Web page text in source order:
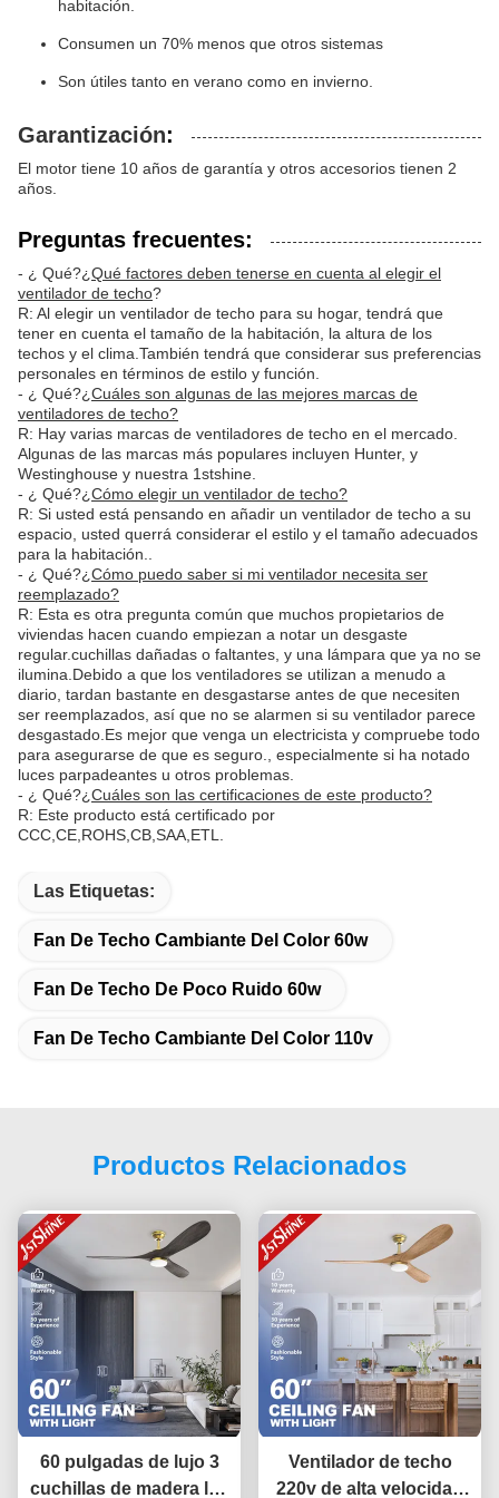
habitación.
Consumen un 70% menos que otros sistemas
Son útiles tanto en verano como en invierno.
Garantización:
El motor tiene 10 años de garantía y otros accesorios tienen 2
años.
Preguntas frecuentes:
- ¿ Qué?¿Qué factores deben tenerse en cuenta al elegir el
ventilador de techo?
R: Al elegir un ventilador de techo para su hogar, tendrá que
tener en cuenta el tamaño de la habitación, la altura de los
techos y el clima.También tendrá que considerar sus preferencias
personales en términos de estilo y función.
- ¿ Qué?¿Cuáles son algunas de las mejores marcas de
ventiladores de techo?
R: Hay varias marcas de ventiladores de techo en el mercado.
Algunas de las marcas más populares incluyen Hunter, y
Westinghouse y nuestra 1stshine.
- ¿ Qué?¿Cómo elegir un ventilador de techo?
R: Si usted está pensando en añadir un ventilador de techo a su
espacio, usted querrá considerar el estilo y el tamaño adecuados
para la habitación..
- ¿ Qué?¿Cómo puedo saber si mi ventilador necesita ser
reemplazado?
R: Esta es otra pregunta común que muchos propietarios de
viviendas hacen cuando empiezan a notar un desgaste
regular.cuchillas dañadas o faltantes, y una lámpara que ya no se
ilumina.Debido a que los ventiladores se utilizan a menudo a
diario, tardan bastante en desgastarse antes de que necesiten
ser reemplazados, así que no se alarmen si su ventilador parece
desgastado.Es mejor que venga un electricista y compruebe todo
para asegurarse de que es seguro., especialmente si ha notado
luces parpadeantes u otros problemas.
- ¿ Qué?¿Cuáles son las certificaciones de este producto?
R: Este producto está certificado por
CCC,CE,ROHS,CB,SAA,ETL.
Las Etiquetas:
Fan De Techo Cambiante Del Color 60w
Fan De Techo De Poco Ruido 60w
Fan De Techo Cambiante Del Color 110v
Productos Relacionados
60 pulgadas de lujo 3
cuchillas de madera luz
Ventilador de techo
220v de alta velocidad